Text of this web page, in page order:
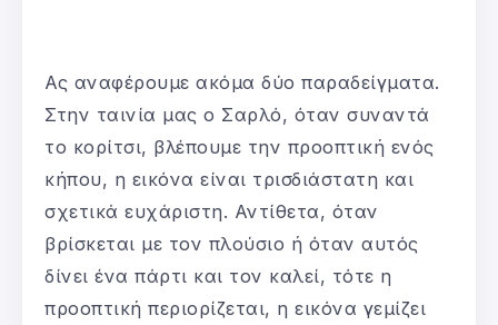
Ας αναφέρουμε ακόμα δύο παραδείγματα.
Στην ταινία μας ο Σαρλό, όταν συναντά
το κορίτσι, βλέπουμε την προοπτική ενός
κήπου, η εικόνα είναι τρισδιάστατη και
σχετικά ευχάριστη. Αντίθετα, όταν
βρίσκεται με τον πλούσιο ή όταν αυτός
δίνει ένα πάρτι και τον καλεί, τότε η
προοπτική περιορίζεται, η εικόνα γεμίζει